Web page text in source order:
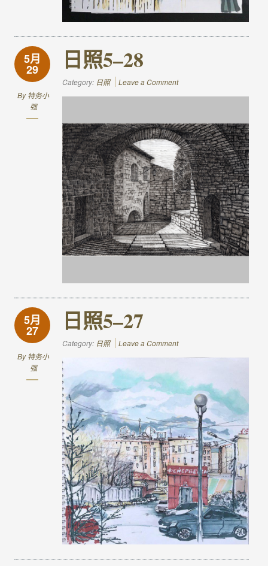
5月
29
By特务小
强
日照5–28
Category: 日照 Leave a Comment
5月
27
By特务小
强
日照5–27
Category: 日照 Leave a Comment